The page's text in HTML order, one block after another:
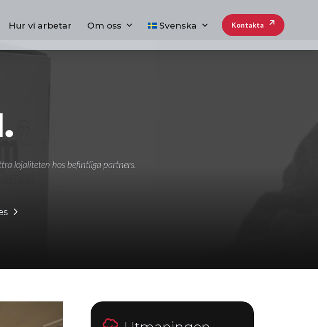
Hur vi arbetar Om oss Svenska Kontakta
lojaliteten hos befintliga partners.